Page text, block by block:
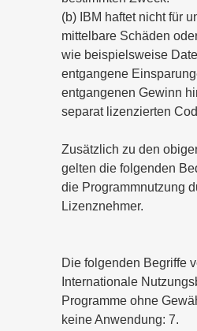
(b) IBM haftet nicht für
mittelbare Schäden
wie beispielsweise
entgangene
entgangenen Gewinn
separat lizenzierten
Zusätzlich zu den
gelten die folgenden
die Programmnutzung
Lizenznehmer.
Die folgenden Begriffe
Internationale
Programme ohne
keine Anwendung: 7.